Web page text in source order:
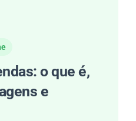
o que é,
e